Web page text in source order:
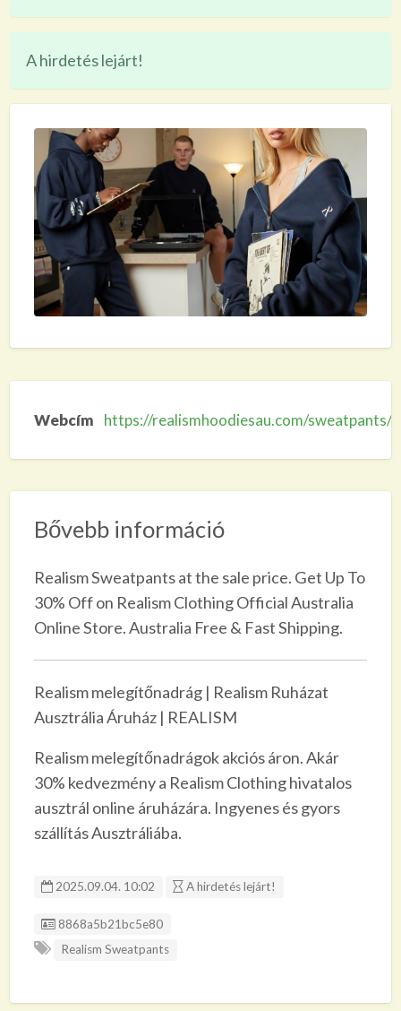
A hirdetés lejárt!
Webcím https://realismhoodiesau.com/sweatpants/
Bővebb információ
Realism Sweatpants at the sale price. Get Up To
30% Off on Realism Clothing Official Australia
Online Store. Australia Free & Fast Shipping.
Realism melegítőnadrág | Realism Ruházat
Ausztrália Áruház | REALISM
Realism melegítőnadrágok akciós áron. Akár
30% kedvezmény a Realism Clothing hivatalos
ausztrál online áruházára. Ingyenes és gyors
szállítás Ausztráliába.
2025.09.04. 10:02 A hirdetés lejárt!
Listing ID
8868a5b21bc5e80
Realism Sweatpants